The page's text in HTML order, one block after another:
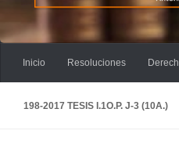
Inicio Resoluciones
198-2017 TESIS I.1O.P. J-3 (10A.)